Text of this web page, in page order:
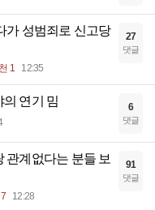
가 성범죄로 신고당
1 12:35
27
댓글
연기 밈 6
댓글
관계없다는 분들 보
12:28
91
댓글